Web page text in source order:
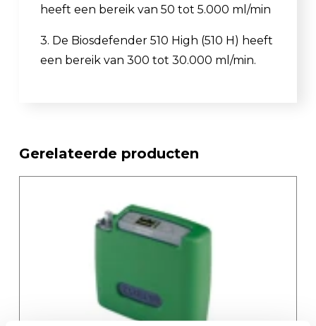
heeft een bereik van 50 tot 5.000 ml/min
3. De Biosdefender 510 High (510 H) heeft
een bereik van 300 tot 30.000 ml/min.
Gerelateerde producten